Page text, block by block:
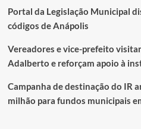
Portal da Legislação Municipal
códigos de Anápolis
Vereadores e vice-prefeito
Adalberto e reforçam apoio à
Campanha de destinação do IR
milhão para fundos municipais